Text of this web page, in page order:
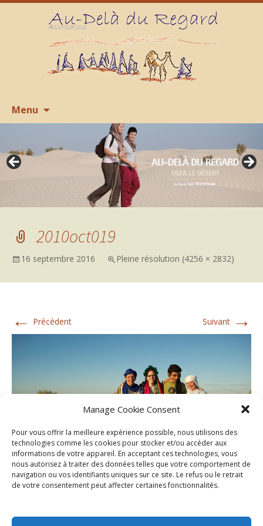
Manage Cookie Consent
Pour vous offrir la meilleure expérience possible, nous utilisons des
technologies comme les cookies pour stocker et/ou accéder aux
informations de votre appareil. En acceptant ces technologies, vous
nous autorisez à traiter des données telles que votre comportement de
navigation ou vos identifiants uniques sur ce site. Le refus ou le retrait
de votre consentement peut affecter certaines fonctionnalités.
Menu
contenu
2010oct019
16 septembre 2016 Pleine résolution (4256 × 2832)
← Précédent Suivant →